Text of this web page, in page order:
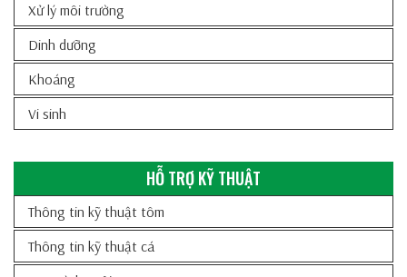
Xử lý môi trường
Dinh dưỡng
Khoáng
Vi sinh
HỖ TRỢ KỸ THUẬT
Thông tin kỹ thuật tôm
Thông tin kỹ thuật cá